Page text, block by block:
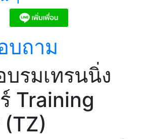
บถาม
รมเทรนนิ่ง
Training